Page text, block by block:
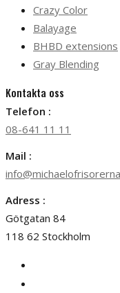
Crazy Color
Balayage
BHBD extensions
Gray Blending
Kontakta oss
Telefon :
08-641 11 11
Mail :
Adress :
Götgatan 84
118 62 Stockholm